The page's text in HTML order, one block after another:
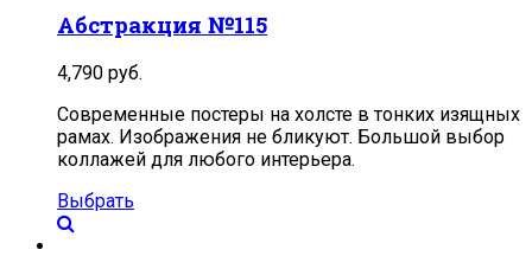
Абстракция №115
4,790 руб.
Современные постеры на холсте в тонких изящных
рамах. Изображения не бликуют. Большой выбор
коллажей для любого интерьера.
Выбрать